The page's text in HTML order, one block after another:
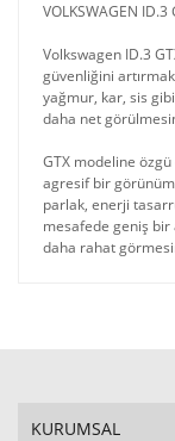
VOLKSWAGEN ID.3
Volkswagen ID.3
güvenliğini
yağmur, kar, sis gibi
daha net
GTX modeline
agresif bir görünüm
parlak, enerji
mesafede geniş bir
daha rahat
KURUMSAL